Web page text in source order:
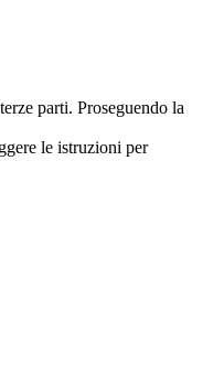
parti. Proseguendo la
le istruzioni per